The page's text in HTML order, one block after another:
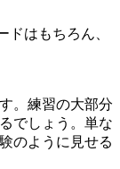
ドはもちろん、
。練習の大部分
でしょう。単な
のように見せる